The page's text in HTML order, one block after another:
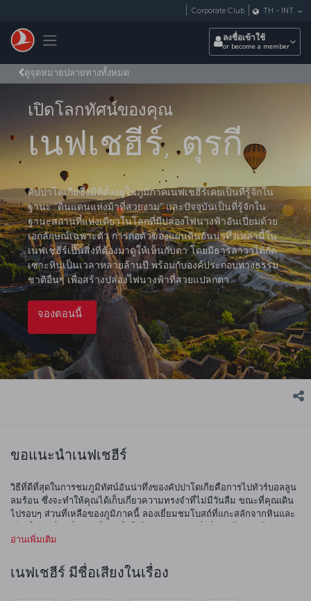
Toggle navigation
Corporate Club TH - INT
ลงชื่อเข้าใช้
or become a member
ดูจุดหมายปลายทางทั้งหมด
เปิดโลกทัศน์ของคุณ
เนฟเชฮีร์, ตุรกี
คัปปาโดเกียซึ่งมีที่ตั้งอยู่ในภูมิภาคเนฟเชฮีร์เคยเป็นที่รู้จักใน
ฐานะ "ดินแดนแห่งม้าที่สวยงาม" และปัจจุบันเป็นที่รู้จักใน
ฐานะสถานที่แห่งเดียวในโลกที่มีปล่องไฟนางฟ้าอันเปี่ยมด้วย
เอกลักษณ์เฉพาะตัว การก่อตัวของแผ่นดินอันน่าทึ่งเหล่านี้ใน
เนฟเชฮีร์เป็นสิ่งที่ต้องมาดูให้เห็นกับตา โดยมีธารลาวาได้กัด
เซาะหินเป็นเวลาหลายล้านปี พร้อมกับองค์ประกอบทางธรรม
ชาติอื่นๆ เพื่อสร้างปล่องไฟนางฟ้าที่สวยแปลกตา
จองตอนนี้
ขอแนะนำเนฟเชฮีร์
วิธีที่ดีที่สุดในการชมภูมิทัศน์อันน่าทึ่งของคัปปาโดเกียคือการไปทัวร์บอลลูน
ลมร้อน ซึ่งจะทำให้คุณได้เก็บเกี่ยวความทรงจำที่ไม่มีวันลืม ขณะที่คุณเดิน
ไปรอบๆ ส่วนที่เหลือของภูมิภาคนี้ ลองเยี่ยมชมโบสถ์ที่แกะสลักจากหินและ
เซลจุค และออตโตมัน ชื่นชมความงดงามของบ้านเรือน โบสถ์ และสุเหร่า
ด้วยความสุขอันมาจากความรุ่มรวยทางวัฒนธรรมทั้งหมด
อ่านเพิ่มเติม
เนฟเชฮีร์ มีชื่อเสียงในเรื่อง